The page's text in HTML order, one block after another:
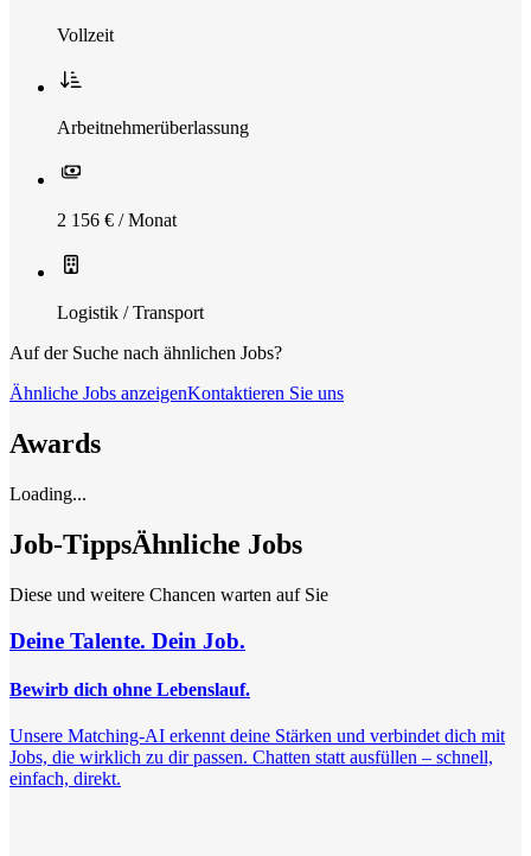
Vollzeit
Arbeitnehmerüberlassung
2 156 € / Monat
Logistik / Transport
Auf der Suche nach ähnlichen Jobs?
Ähnliche Jobs anzeigenKontaktieren Sie uns
Awards
Loading...
Job-TippsÄhnliche Jobs
Diese und weitere Chancen warten auf Sie
Deine Talente. Dein Job.
Bewirb dich ohne Lebenslauf.
Unsere Matching-AI erkennt deine Stärken und verbindet dich mit
Jobs, die wirklich zu dir passen. Chatten statt ausfüllen – schnell,
einfach, direkt.